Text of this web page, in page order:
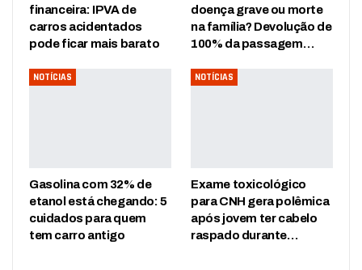
financeira: IPVA de
carros acidentados
pode ficar mais barato
doença grave ou morte
na família? Devolução de
100% da passagem…
NOTÍCIAS
Gasolina com 32% de
etanol está chegando: 5
cuidados para quem
tem carro antigo
NOTÍCIAS
Exame toxicológico
para CNH gera polêmica
após jovem ter cabelo
raspado durante…